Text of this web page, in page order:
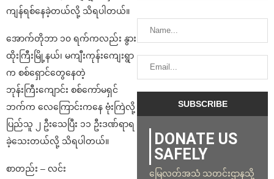
ကျန်ရစ်နေခဲ့တယ်လို့ သိရပါတယ်။
အောက်တိုဘာ ၁၀ ရက်ကလည်း နွား
ထိုးကြီးမြို့နယ်၊ မကျီးကုန်းကျေးရွာ
က စစ်ရှောင်တွေနေတဲ့
ဘုန်းကြီးကျောင်း စစ်ကော်မရှင်
ဘက်က လေကြောင်းကနေ ဗုံးကြဲလို့
ပြည်သူ ၂ ဦးသေပြီး ၁၁ ဦးဒဏ်ရာရ
ခဲ့သေးတယ်လို့ သိရပါတယ်။
စာတည်း – လင်း
DONATE US
SAFELY
မြေလတ်အသံ သတင်းဌာနသို့